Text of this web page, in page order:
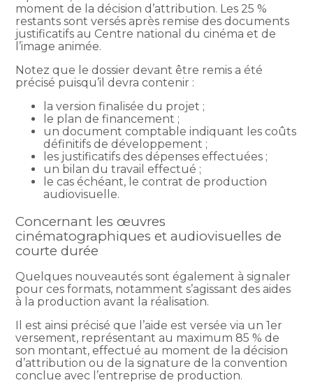
moment de la décision d’attribution. Les 25 %
restants sont versés après remise des documents
justificatifs au Centre national du cinéma et de
l’image animée.
Notez que le dossier devant être remis a été
précisé puisqu’il devra contenir :
la version finalisée du projet ;
le plan de financement ;
un document comptable indiquant les coûts
définitifs de développement ;
les justificatifs des dépenses effectuées ;
un bilan du travail effectué ;
le cas échéant, le contrat de production
audiovisuelle.
Concernant les œuvres
cinématographiques et audiovisuelles de
courte durée
Quelques nouveautés sont également à signaler
pour ces formats, notamment s’agissant des aides
à la production avant la réalisation.
Il est ainsi précisé que l’aide est versée via un 1er
versement, représentant au maximum 85 % de
son montant, effectué au moment de la décision
d’attribution ou de la signature de la convention
conclue avec l’entreprise de production.